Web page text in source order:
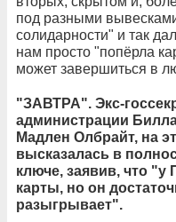
под разными
солидарности" и так
нам просто "попёрла
может завершиться в
"ЗАВТРА". Экс-
администрации
Мадлен Олбрайт, на
высказалась в
ключе, заявив, что "у
карты, но он
разыгрывает".